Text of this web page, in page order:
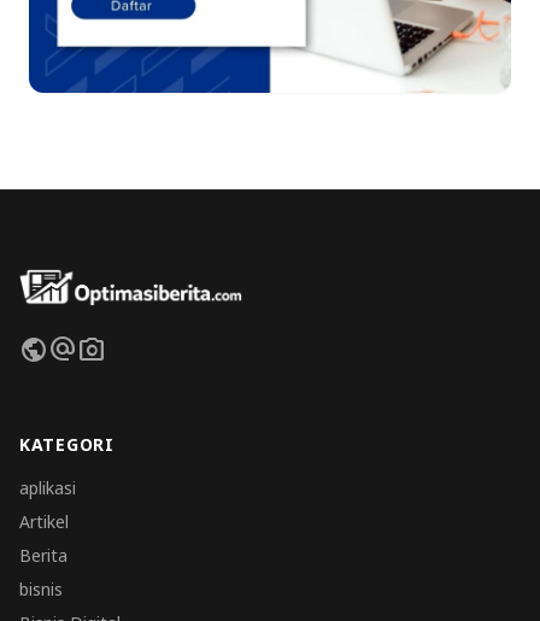
publicalternate_emailphoto_camera
KATEGORI
aplikasi
Artikel
Berita
bisnis